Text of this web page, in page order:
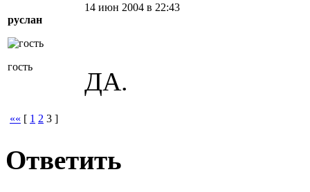
руслан
гость
14 июн 2004 в 22:43
ДА.
«« [ 1 2 3 ]
Ответить